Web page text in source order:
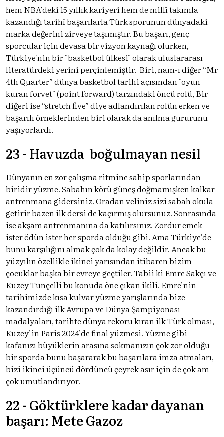
hem NBA’deki 15 yıllık kariyeri hem de millî takımla
kazandığı tarihî başarılarla Türk sporunun dünyadaki
marka değerini zirveye taşımıştır. Bu başarı, genç
sporcular için devasa bir vizyon kaynağı olurken,
Türkiye'nin bir "basketbol ülkesi" olarak uluslararası
literatürdeki yerini perçinlemiştir. Biri, nam-ı diğer “Mr
4th Quarter” dünya basketbol tarihi açısından "oyun
kuran forvet" (point forward) tarzındaki öncü rolü, Bir
diğeri ise “stretch five” diye adlandırılan rolün erken ve
başarılı örneklerinden biri olarak da anılma gururunu
yaşıyorlardı.
23 - Havuzda boğulmayan nesil
Dünyanın en zor çalışma ritmine sahip sporlarından
biridir yüzme. Sabahın körü güneş doğmamışken kalkar
antrenmana gidersiniz. Oradan veliniz sizi sabah okula
getirir bazen ilk dersi de kaçırmış olursunuz. Sonrasında
ise akşam antrenmanına da katılırsınız. Zordur emek
ister ödün ister her sporda olduğu gibi. Ama Türkiye’de
bunu karşılığını almak çok da kolay değildir. Ancak bu
yüzyılın özellikle ikinci yarısından itibaren bizim
çocuklar başka bir evreye geçtiler. Tabii ki Emre Sakçı ve
Kuzey Tunçelli bu konuda öne çıkan ikili. Emre’nin
tarihimizde kısa kulvar yüzme yarışlarında bize
kazandırdığı ilk Avrupa ve Dünya Şampiyonası
madalyaları, tarihte dünya rekoru kıran ilk Türk olması,
Kuzey’in Paris 2024’de final yüzmesi. Yüzme gibi
kafanızı büyüklerin arasına sokmanızın çok zor olduğu
bir sporda bunu başararak bu başarılara imza atmaları,
bizi ikinci üçüncü dördüncü çeyrek asır için de çok am
çok umutlandırıyor.
22 - Göktürklere kadar dayanan
başarı: Mete Gazoz